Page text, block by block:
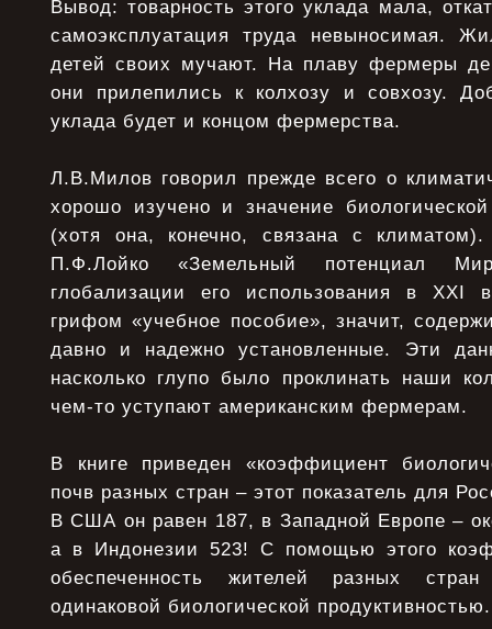
Вывод: товарность этого уклада мала,
самоэксплуатация труда невыносимая.
детей своих мучают. На плаву фермеры
они прилепились к колхозу и совхозу.
уклада будет и концом фермерства.
Л.В.Милов говорил прежде всего о
хорошо изучено и значение
(хотя она, конечно, связана с
П.Ф.Лойко «Земельный потенциал
глобализации его использования в
грифом «учебное пособие», значит,
давно и надежно установленные. Эти
насколько глупо было проклинать наши
чем-то уступают американским фермерам.
В книге приведен «коэффициент
почв разных стран – этот показатель для
В США он равен 187, в Западной Европе –
а в Индонезии 523! С помощью этого
обеспеченность жителей разных
одинаковой биологической продуктивностью.